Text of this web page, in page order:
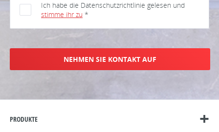
Ich habe die Datenschutzrichtlinie gelesen und
stimme ihr zu *
NEHMEN SIE KONTAKT AUF
PRODUKTE